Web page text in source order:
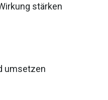
stärken
umsetzen